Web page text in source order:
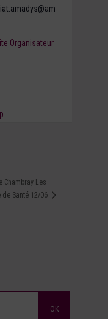
Organisateur
Chambray Les
de Santé 12/06